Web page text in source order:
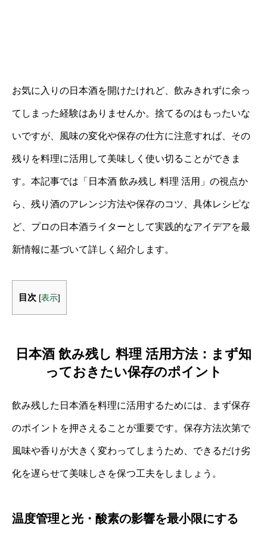
お気に入りの日本酒を開けたけれど、飲みきれずに余っ
てしまった経験はありませんか。捨てるのはもったいな
いですが、風味の変化や保存の仕方に注意すれば、その
残りを料理に活用して美味しく使い切ることができま
す。本記事では「日本酒 飲み残し 料理 活用」の視点か
ら、残り酒のアレンジ方法や保存のコツ、具体レシピな
ど、プロの日本酒ライターとして実践的なアイデアを最
新情報に基づいて詳しく紹介します。
目次 [表示]
日本酒 飲み残し 料理 活用方法：まず知
っておきたい保存のポイント
飲み残した日本酒を料理に活用するためには、まず保存
のポイントを押さえることが重要です。保存方法次第で
風味や香りが大きく変わってしまうため、できるだけ劣
化を遅らせて美味しさを保つ工夫をしましょう。
温度管理と光・酸素の影響を最小限にする